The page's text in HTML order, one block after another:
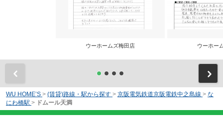
ウーホームズ梅田店 ウーホー
WU HOME’S > (賃貸)路線・駅から探す > 京阪電気鉄道京阪電鉄中之島線 > な
にわ橋駅 > ドムール天満